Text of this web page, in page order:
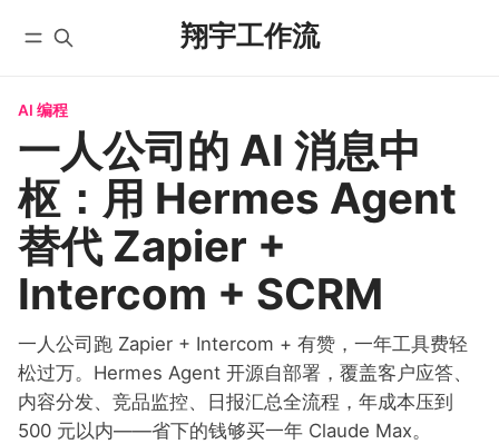
翔宇工作流
自动化工作流
实战教程
入门教程
AI 编程
课程
国内版 FlowUS
国际版 BMC
分类
关于
全部文章
YouTube
微信公众号
X/Twitter
学员实践
AI 编程
一人公司的 AI 消息中
枢：用 Hermes Agent
替代 Zapier +
Intercom + SCRM
一人公司跑 Zapier + Intercom + 有赞，一年工具费轻
松过万。Hermes Agent 开源自部署，覆盖客户应答、
内容分发、竞品监控、日报汇总全流程，年成本压到
500 元以内——省下的钱够买一年 Claude Max。